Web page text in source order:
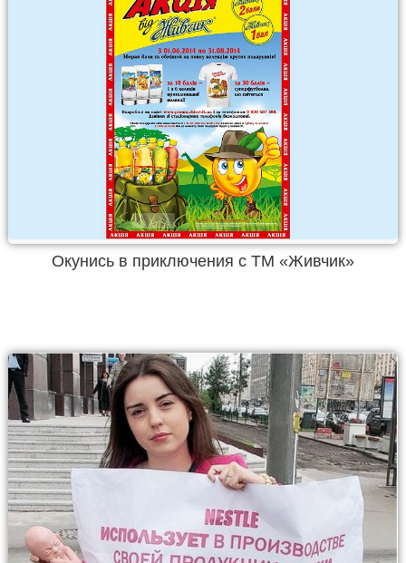
Окунись в приключения с ТМ «Живчик»